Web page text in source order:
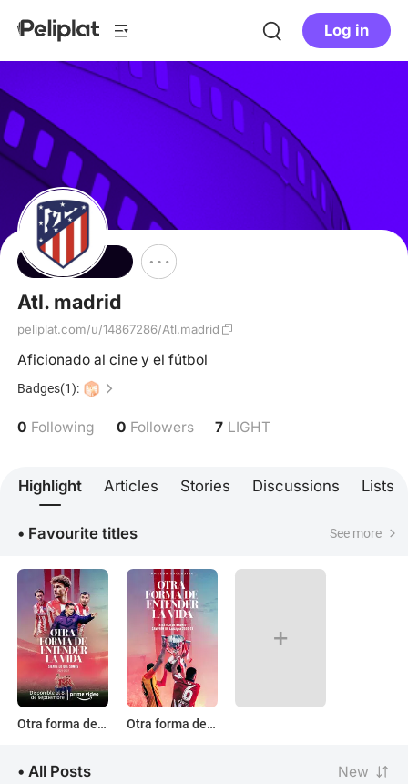
Log in
Follow
Atl. madrid
peliplat.com/u/14867286/Atl.madrid
Aficionado al cine y el fútbol
Badges(1):
0 Following 0 Followers 7 LIGHT
Highlight Articles Stories Discussions Lists
• Favourite titles See more
Otra forma de entender la vida: siente lo que somos Otra forma de entender la vida
+
• All Posts New